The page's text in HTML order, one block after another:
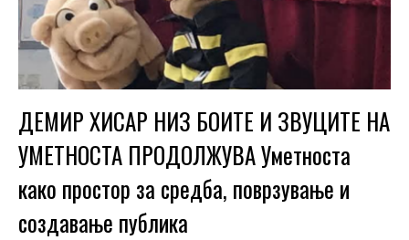
ДЕМИР ХИСАР НИЗ БОИТЕ И ЗВУЦИТЕ НА
УМЕТНОСТА ПРОДОЛЖУВА Уметноста
како простор за средба, поврзување и
создавање публика